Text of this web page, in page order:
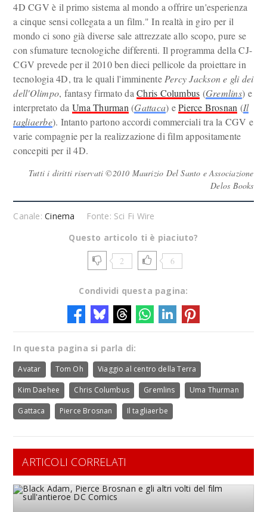
4D CGV è il primo sistema al mondo a offrire un'esperienza
a cinque sensi collegata a un film." In realtà in giro per il
mondo ci sono già diverse sale attrezzate allo scopo, pure se
con sfumature tecnologiche differenti. Il programma della CJ-
CGV prevede per il 2010 ben dieci pellicole da proiettare in
tecnologia 4D, tra le quali l'imminente Percy Jackson e gli dei
dell'Olimpo, fantasy firmato daChris Columbus (Gremlins) e
interpretato daUma Thurman (Gattaca) ePierce Brosnan (Il
tagliaerbe). Intanto partono accordi commerciali tra la CGV e
varie compagnie per la realizzazione di film appositamente
concepiti per il 4D.
Tutti i diritti riservati ©2010 Maurizio Del Santo e Associazione
Delos Books
Canale:Cinema
Fonte: Sci Fi Wire
Questo articolo ti è piaciuto?
2 6
Condividi questa pagina:
In questa pagina si parla di:
Avatar Tom Oh Viaggio al centro della Terra
Kim Daehee Chris Columbus Gremlins Uma Thurman
Gattaca Pierce Brosnan Il tagliaerbe
ARTICOLI CORRELATI